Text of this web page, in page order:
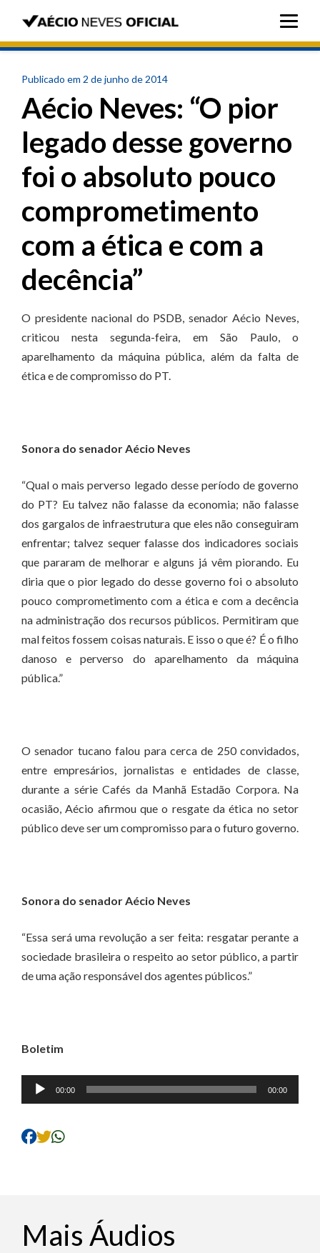
Publicado em 2 de junho de 2014
Aécio Neves: “O pior
legado desse governo
foi o absoluto pouco
comprometimento
com a ética e com a
decência”
O presidente nacional do PSDB, senador Aécio Neves,
criticou nesta segunda-feira, em São Paulo, o
aparelhamento da máquina pública, além da falta de
ética e de compromisso do PT.
Sonora do senador Aécio Neves
“Qual o mais perverso legado desse período de governo
do PT? Eu talvez não falasse da economia; não falasse
dos gargalos de infraestrutura que eles não conseguiram
enfrentar; talvez sequer falasse dos indicadores sociais
que pararam de melhorar e alguns já vêm piorando. Eu
diria que o pior legado do desse governo foi o absoluto
pouco comprometimento com a ética e com a decência
na administração dos recursos públicos. Permitiram que
mal feitos fossem coisas naturais. E isso o que é? É o filho
danoso e perverso do aparelhamento da máquina
pública.”
O senador tucano falou para cerca de 250 convidados,
entre empresários, jornalistas e entidades de classe,
durante a série Cafés da Manhã Estadão Corpora. Na
ocasião, Aécio afirmou que o resgate da ética no setor
público deve ser um compromisso para o futuro governo.
Sonora do senador Aécio Neves
“Essa será uma revolução a ser feita: resgatar perante a
sociedade brasileira o respeito ao setor público, a partir
de uma ação responsável dos agentes públicos.”
Boletim
Tocador
de
00:00 00:00
Mais Áudios